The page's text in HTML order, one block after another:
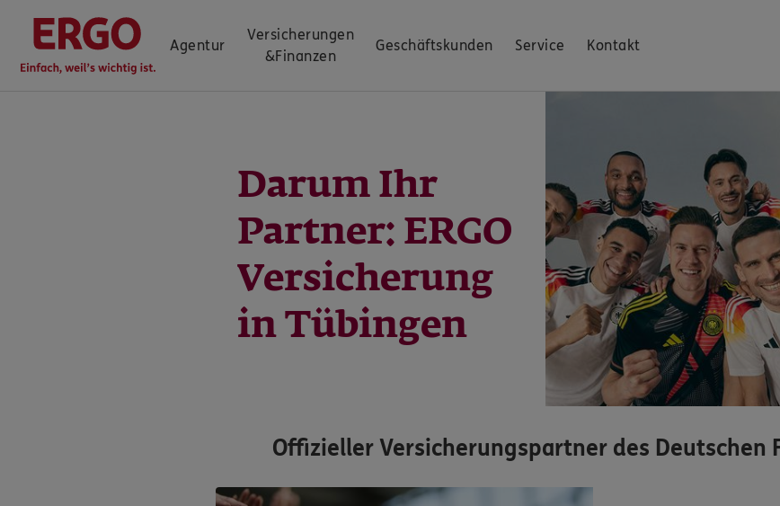
Agentur
Versicherungen
&Finanzen
Geschäftskunden Service Kontakt
Darum Ihr
Partner: ERGO
Versicherung
in Tübingen
Offizieller Versicherungspartner des Deutschen